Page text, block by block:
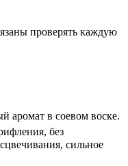
проверять каждую
аромат в соевом воске.
без
сильное